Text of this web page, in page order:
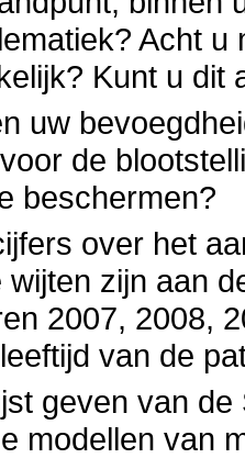
Acht
Kunt u dit
uw
de
beschermen?
over het
zijn aan
2007, 2008,
van de
geven van
modellen van